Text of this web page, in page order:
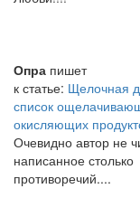
Опра пишет
к статье: Щелочная
список
окисляющих
Очевидно автор не
написанное столько
противоречий....